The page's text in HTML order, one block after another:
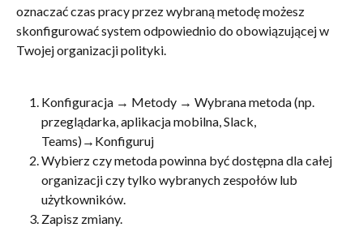
oznaczać czas pracy przez wybraną metodę możesz
skonfigurować system odpowiednio do obowiązującej w
Twojej organizacji polityki.
Konfiguracja → Metody → Wybrana metoda (np.
przeglądarka, aplikacja mobilna, Slack,
Teams)→Konfiguruj
Wybierz czy metoda powinna być dostępna dla całej
organizacji czy tylko wybranych zespołów lub
użytkowników.
Zapisz zmiany.